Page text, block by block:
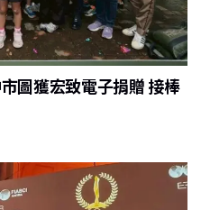
圖獲宏致電子捐贈 接棒